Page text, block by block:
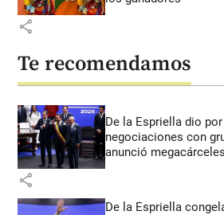
share
Te recomendamos
De la Espriella dio
negociaciones con
anunció megacárceles
share
De la Espriella